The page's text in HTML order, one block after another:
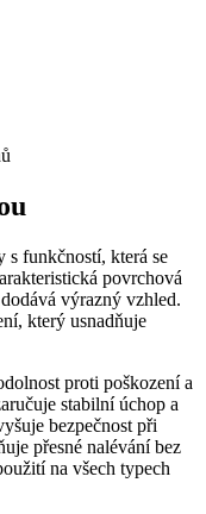
funkčností, která se
povrchová
výrazný vzhled.
který usnadňuje
proti poškození a
stabilní úchop a
bezpečnost při
přesné nalévání bez
na všech typech